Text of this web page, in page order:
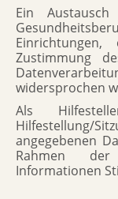
Ein
Zustimmung
widersprochen
Als
angegebenen
Rahmen der
Informationen